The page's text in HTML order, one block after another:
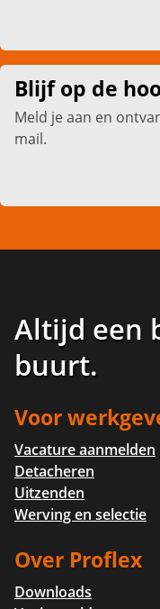
Blijf op de
Meld je aan en
mail.
Altijd een
buurt.
Voor
Vacature aanmelden
Detacheren
Uitzenden
Werving en selectie
Over Proflex
Downloads